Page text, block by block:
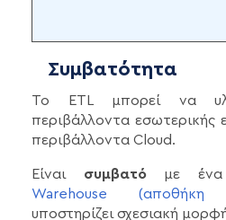
Συμβατότητα
Το ETL μπορεί να
περιβάλλοντα εσωτερικής
περιβάλλοντα Cloud.
Είναι συμβατόμε ένα
Warehouse (αποθήκη
υποστηρίζει σχεσιακή